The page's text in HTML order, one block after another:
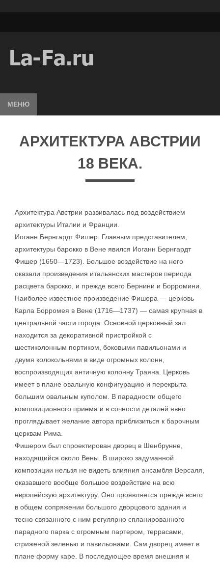
МЕНЮ
АРХИТЕКТУРА АВСТРИИ
18 ВЕКА.
Архитектура Австрии развивалась под воздействием
архитектуры Италии и Франции.
Иоганн Бернгардт Фишер. Главным представителем,
архитектуры барокко в Вене явился Иоганн Бернгардт
Фишер (1650—1723). Большое воздействие на него
оказали произведения итальянских мастеров периода
расцвета барокко, и прежде всего Бернини и Борромини.
Наиболее известное произведение Фишера — церковь
Карла Борромея в Вене (1716—1737) — самая крупная в
центральной части города. Основной церковный зал
находится за декоративной пристройкой с
шестиколонным портиком, боковыми павильонами и
двумя колокольнями в виде огромных колонн,
воспроизводящих античную колонну Траяна. Церковь
имеет в плане овальную конфигурацию и перекрыта
большим овальным куполом. В парадности общего
композиционного приема и в сочности деталей явно
проглядывает желание автора приблизиться к барочным
церквам Рима.
Фишером был спроектирован дворец в Шенбрунне,
находящийся около Вены. В широко задуманной
композиции нельзя не видеть влияния ансамбля Версаля,
оказавшего вообще большое воздействие на всю
европейскую архитектуру. Оно проявляется прежде всего
в общем сопряжении большого дворцового здания и
тесно связанного с ним регулярно спланированного
парадного парка с огромным партером, террасами,
стриженой зеленью и павильонами. Сам дворец имеет в
плане форму каре. В последующее время внешняя и